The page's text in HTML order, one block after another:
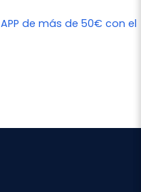
de más de 50€ con el